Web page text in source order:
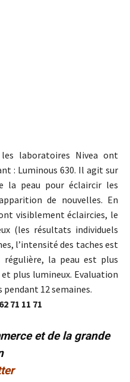
laboratoires Nivea ont
: Luminous 630. Il agit sur
la peau pour éclaircir les
de nouvelles. En
visiblement éclaircies, le
(les résultats individuels
l’intensité des taches est
la peau est plus
plus lumineux. Evaluation
12 semaines.
71 11 71
et de la grande